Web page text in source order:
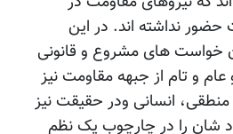
نداشته اند. در این
خواست های مشروع و قانونی
و تام از جبهه مقاومت نیز
انسانی ودر حقیقت نیز
شان را در چارچوب یک نظم